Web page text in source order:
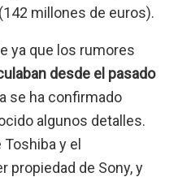
millones de euros).
ya que los rumores
desde el pasado
se ha confirmado
algunos detalles.
y el
propiedad de Sony, y